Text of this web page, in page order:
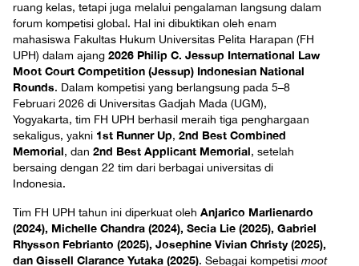
ruang kelas, tetapi juga melalui pengalaman langsung dalam
forum kompetisi global. Hal ini dibuktikan oleh enam
mahasiswa Fakultas Hukum Universitas Pelita Harapan (FH
UPH) dalam ajang 2026 Philip C. Jessup International Law
Moot Court Competition (Jessup) Indonesian National
Rounds. Dalam kompetisi yang berlangsung pada 5–8
Februari 2026 di Universitas Gadjah Mada (UGM),
Yogyakarta, tim FH UPH berhasil meraih tiga penghargaan
sekaligus, yakni 1st Runner Up, 2nd Best Combined
Memorial, dan 2nd Best Applicant Memorial, setelah
bersaing dengan 22 tim dari berbagai universitas di
Indonesia.
Tim FH UPH tahun ini diperkuat oleh Anjarico Marlienardo
(2024), Michelle Chandra (2024), Secia Lie (2025), Gabriel
Rhysson Febrianto (2025), Josephine Vivian Christy (2025),
dan Gissell Clarance Yutaka (2025). Sebagai kompetisi moot